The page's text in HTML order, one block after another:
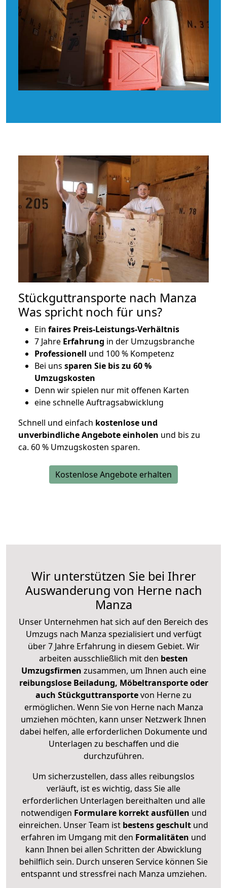
Stückguttransporte nach Manza
Was spricht noch für uns?
Ein faires Preis-Leistungs-Verhältnis
7 Jahre Erfahrung in der Umzugsbranche
Professionell und 100 % Kompetenz
Bei uns sparen Sie bis zu 60 %
Umzugskosten
Denn wir spielen nur mit offenen Karten
eine schnelle Auftragsabwicklung
Schnell und einfach kostenlose und
unverbindliche Angebote einholen und bis zu
ca. 60 % Umzugskosten sparen.
Kostenlose Angebote erhalten
Wir unterstützen Sie bei Ihrer
Auswanderung von Herne nach
Manza
Unser Unternehmen hat sich auf den Bereich des
Umzugs nach Manza spezialisiert und verfügt
über 7 Jahre Erfahrung in diesem Gebiet. Wir
arbeiten ausschließlich mit den besten
Umzugsfirmen zusammen, um Ihnen auch eine
reibungslose Beiladung, Möbeltransporte oder
auch Stückguttransportevon Herne zu
ermöglichen. Wenn Sie von Herne nach Manza
umziehen möchten, kann unser Netzwerk Ihnen
dabei helfen, alle erforderlichen Dokumente und
Unterlagen zu beschaffen und die
durchzuführen.
Um sicherzustellen, dass alles reibungslos
verläuft, ist es wichtig, dass Sie alle
erforderlichen Unterlagen bereithalten und alle
notwendigen Formulare korrekt ausfüllen und
einreichen. Unser Team ist bestens geschult und
erfahren im Umgang mit den Formalitäten und
kann Ihnen bei allen Schritten der Abwicklung
behilflich sein. Durch unseren Service können Sie
entspannt und stressfrei nach Manza umziehen.